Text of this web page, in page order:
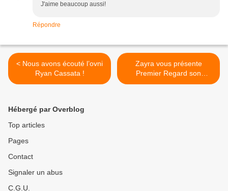
J'aime beaucoup aussi!
Répondre
< Nous avons écouté l’ovni
Ryan Cassata !
Zayra vous présente
Premier Regard son
premier album ! >
Hébergé par Overblog
Top articles
Pages
Contact
Signaler un abus
C.G.U.